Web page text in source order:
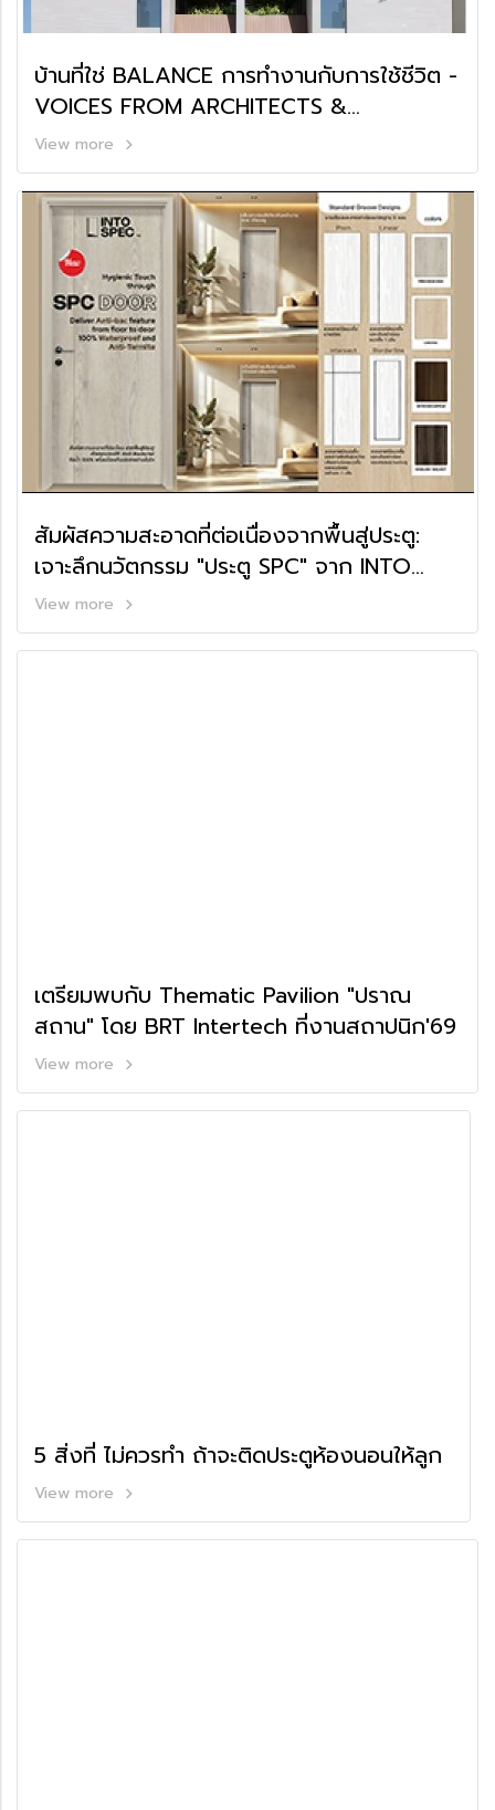
บ้านที่ใช่ BALANCE การทำงานกับการใช้ชีวิต -
VOICES FROM ARCHITECTS &
DEVELOPERS
View more
สัมผัสความสะอาดที่ต่อเนื่องจากพื้นสู่ประตู:
เจาะลึกนวัตกรรม "ประตู SPC" จาก INTO
SPEC x Sanitized®
View more
เตรียมพบกับ Thematic Pavilion "ปราณ
สถาน" โดย BRT Intertech ที่งานสถาปนิก'69
View more
5 สิ่งที่ ไม่ควรทำ ถ้าจะติดประตูห้องนอนให้ลูก
View more